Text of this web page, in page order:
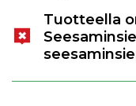
Tuotteella